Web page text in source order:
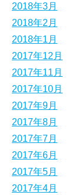
2018年3月
2018年2月
2018年1月
2017年12月
2017年11月
2017年10月
2017年9月
2017年8月
2017年7月
2017年6月
2017年5月
2017年4月